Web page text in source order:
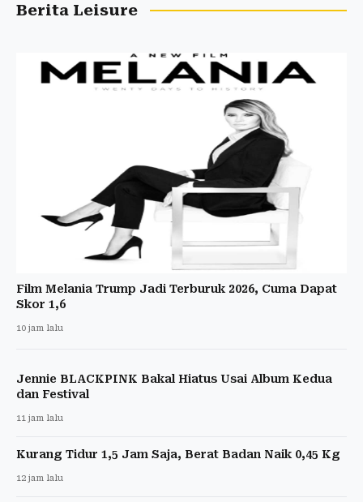
Berita Leisure
Film Melania Trump Jadi Terburuk 2026, Cuma Dapat
Skor 1,6
10 jam lalu
Jennie BLACKPINK Bakal Hiatus Usai Album Kedua
dan Festival
11 jam lalu
Kurang Tidur 1,5 Jam Saja, Berat Badan Naik 0,45 Kg
12 jam lalu